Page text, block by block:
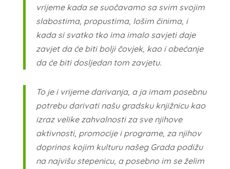
vrijeme kada se suočavamo sa svim svojim
slabostima, propustima, lošim činima, i
kada si svatko tko ima imalo savjeti daje
zavjet da će biti bolji čovjek, kao i obećanje
da će biti dosljedan tom zavjetu.
To je i vrijeme darivanja, a ja imam posebnu
potrebu darivati našu gradsku knjižnicu kao
izraz velike zahvalnosti za sve njihove
aktivnosti, promocije i programe, za njihov
doprinos kojim kulturu našeg Grada podižu
na najvišu stepenicu, a posebno im se želim